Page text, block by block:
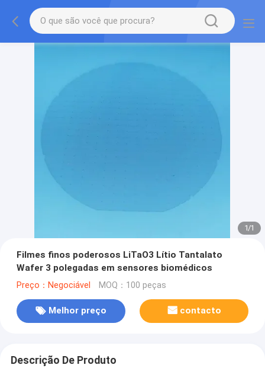
1/1
Filmes finos poderosos LiTaO3 Lítio Tantalato
Wafer 3 polegadas em sensores biomédicos
Preço：Negociável MOQ：100 peças
Melhor preço contacto
Descrição De Produto